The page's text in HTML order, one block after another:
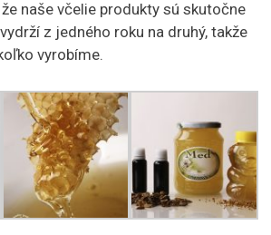
naše včelie produkty sú skutočne
z jedného roku na druhý, takže
vyrobíme.